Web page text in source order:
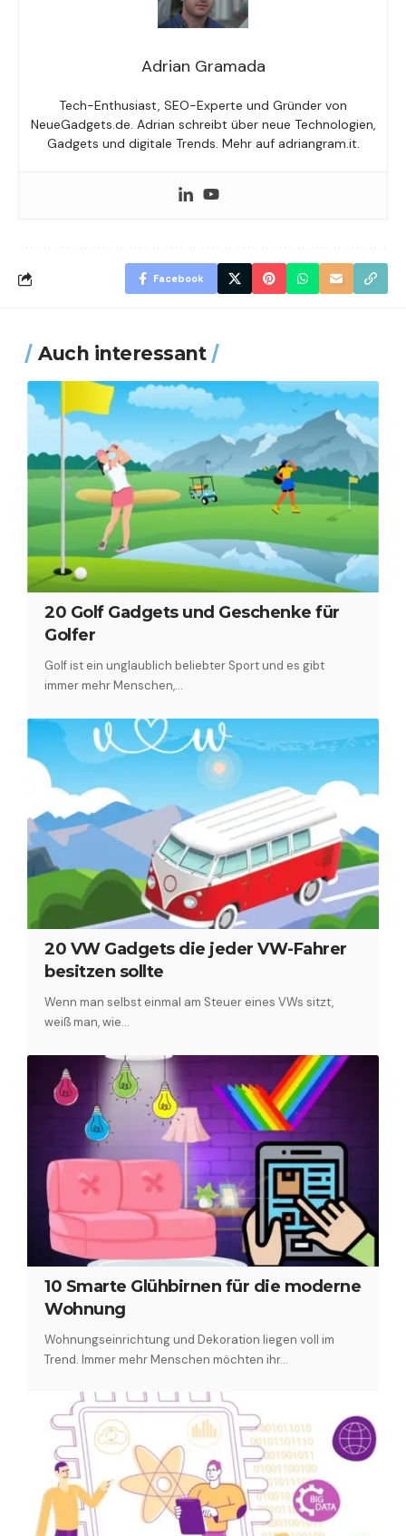
Adrian Gramada
Tech-Enthusiast, SEO-Experte und Gründer von
NeueGadgets.de. Adrian schreibt über neue Technologien,
Gadgets und digitale Trends. Mehr auf adriangram.it.
Facebook
Auch interessant
20 Golf Gadgets und Geschenke für
Golfer
Golf ist ein unglaublich beliebter Sport und es gibt
immer mehr Menschen,…
20 VW Gadgets die jeder VW-Fahrer
besitzen sollte
Wenn man selbst einmal am Steuer eines VWs sitzt,
weiß man, wie…
10 Smarte Glühbirnen für die moderne
Wohnung
Wohnungseinrichtung und Dekoration liegen voll im
Trend. Immer mehr Menschen möchten ihr…